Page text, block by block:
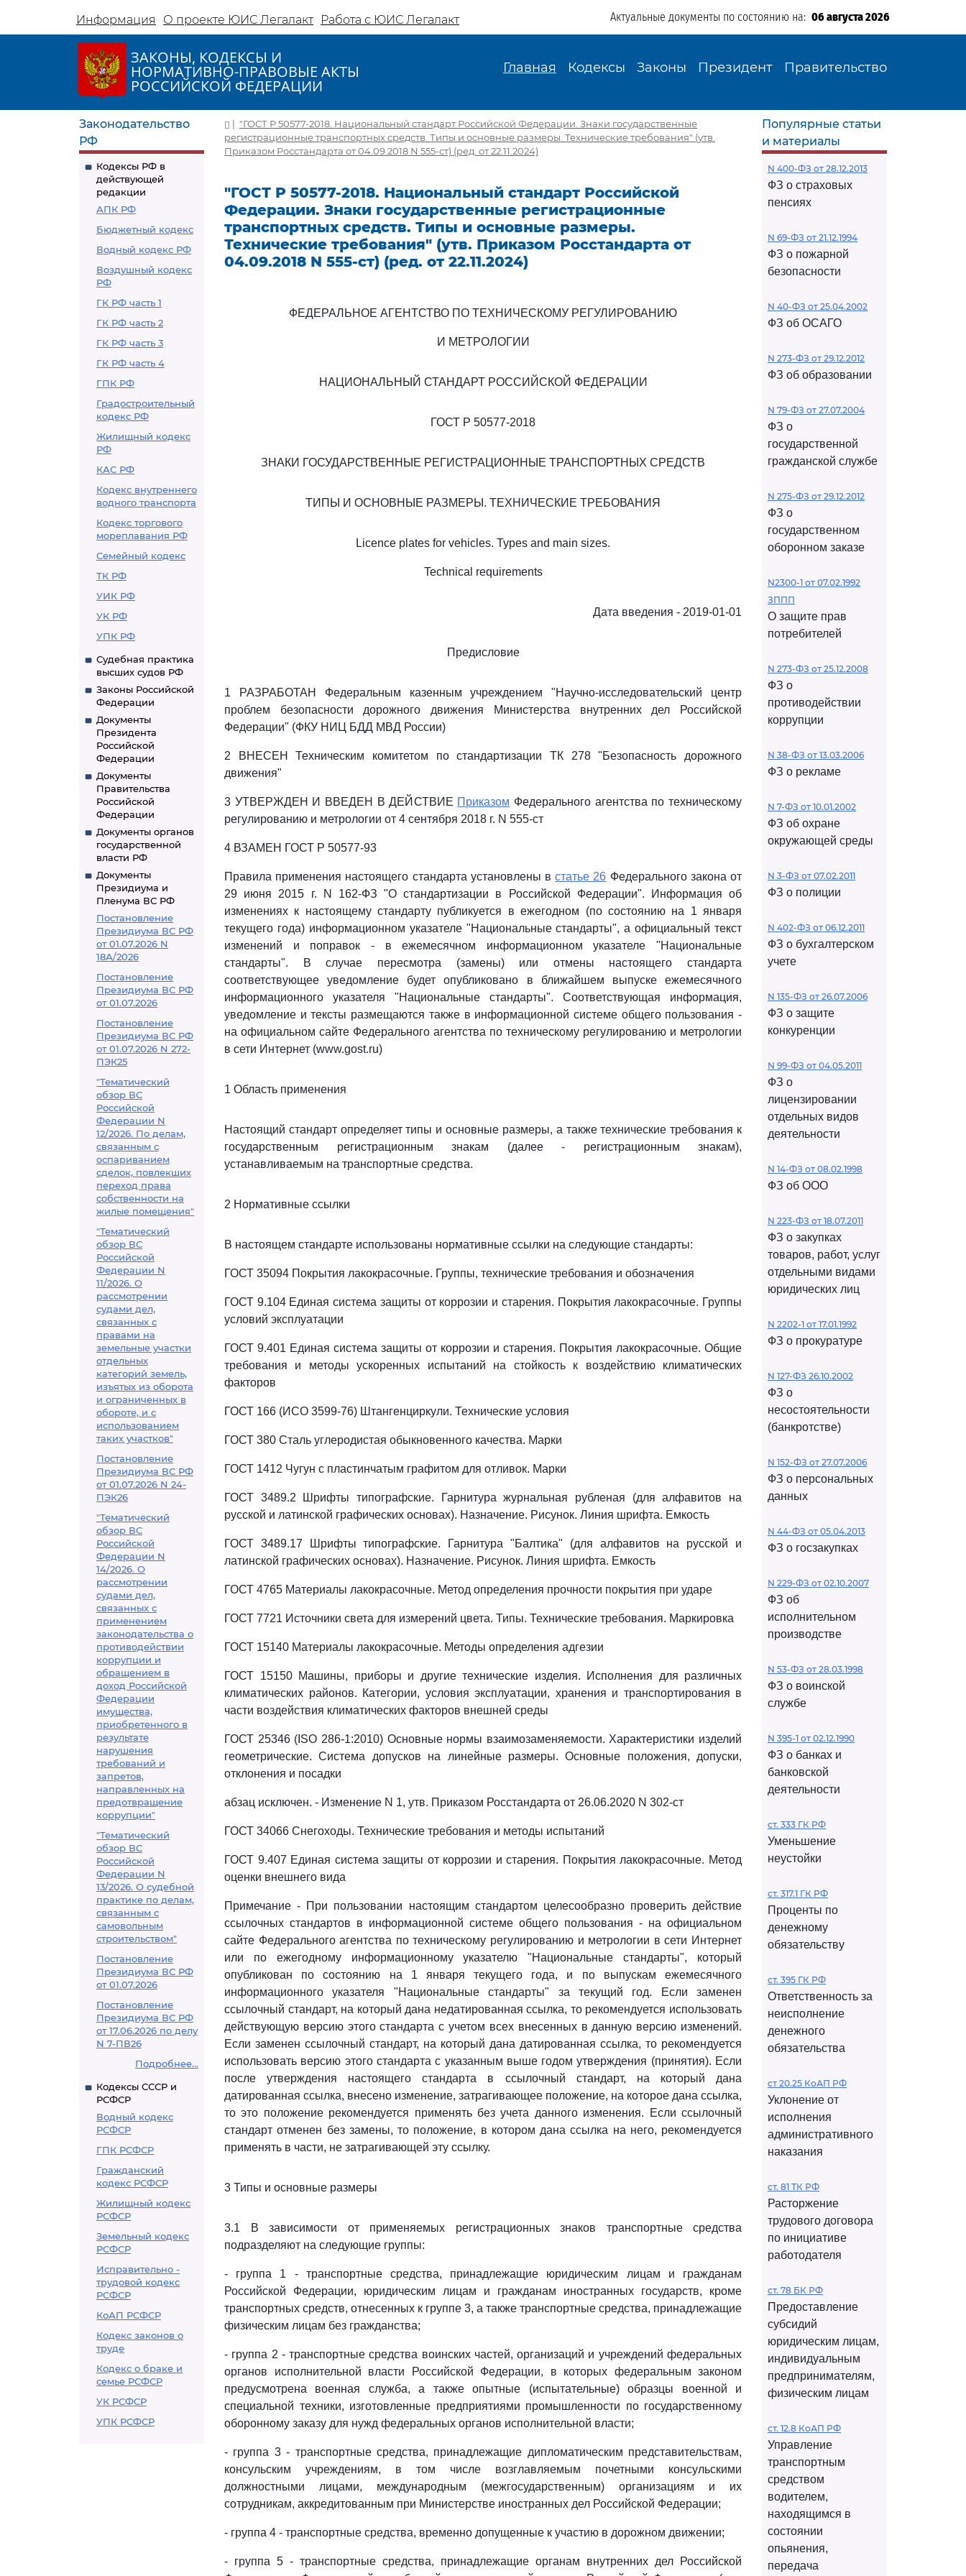
Информация О проекте ЮИС Легалакт Работа с ЮИС Легалакт Актуальные документы по состоянию на: 06 августа 2026
ЗАКОНЫ, КОДЕКСЫ И
НОРМАТИВНО-ПРАВОВЫЕ АКТЫ
РОССИЙСКОЙ ФЕДЕРАЦИИ
Главная Кодексы Законы Президент Правительство
Законодательство
РФ
Кодексы РФ в
действующей
редакции
АПК РФ
Бюджетный кодекс
Водный кодекс РФ
Воздушный кодекс
РФ
ГК РФ часть 1
ГК РФ часть 2
ГК РФ часть 3
ГК РФ часть 4
ГПК РФ
Градостроительный
кодекс РФ
Жилищный кодекс
РФ
КАС РФ
Кодекс внутреннего
водного транспорта
Кодекс торгового
мореплавания РФ
Семейный кодекс
ТК РФ
УИК РФ
УК РФ
УПК РФ
Судебная практика
высших судов РФ
Законы Российской
Федерации
Документы
Президента
Российской
Федерации
Документы
Правительства
Российской
Федерации
Документы органов
государственной
власти РФ
Документы
Президиума и
Пленума ВС РФ
Постановление
Президиума ВС РФ
от 01.07.2026 N
18А/2026
Постановление
Президиума ВС РФ
от 01.07.2026
Постановление
Президиума ВС РФ
от 01.07.2026 N 272-
ПЭК25
"Тематический
обзор ВС
Российской
Федерации N
12/2026. По делам,
связанным с
оспариванием
сделок, повлекших
переход права
собственности на
жилые помещения"
"Тематический
обзор ВС
Российской
Федерации N
11/2026. О
рассмотрении
судами дел,
связанных с
правами на
земельные участки
отдельных
категорий земель,
изъятых из оборота
и ограниченных в
обороте, и с
использованием
таких участков"
Постановление
Президиума ВС РФ
от 01.07.2026 N 24-
ПЭК26
"Тематический
обзор ВС
Российской
Федерации N
14/2026. О
рассмотрении
судами дел,
связанных с
применением
законодательства о
противодействии
коррупции и
обращением в
доход Российской
Федерации
имущества,
приобретенного в
результате
нарушения
требований и
запретов,
направленных на
предотвращение
коррупции"
"Тематический
обзор ВС
Российской
Федерации N
13/2026. О судебной
практике по делам,
связанным с
самовольным
строительством"
Постановление
Президиума ВС РФ
от 01.07.2026
Постановление
Президиума ВС РФ
от 17.06.2026 по делу
N 7-ПВ26
Подробнее...
Кодексы СССР и
РСФСР
Водный кодекс
РСФСР
ГПК РСФСР
Гражданский
кодекс РСФСР
Жилищный кодекс
РСФСР
Земельный кодекс
РСФСР
Исправительно -
трудовой кодекс
РСФСР
КоАП РСФСР
Кодекс законов о
труде
Кодекс о браке и
семье РСФСР
УК РСФСР
УПК РСФСР
| "ГОСТ Р 50577-2018. Национальный стандарт Российской Федерации. Знаки государственные
регистрационные транспортных средств. Типы и основные размеры. Технические требования" (утв.
Приказом Росстандарта от 04.09.2018 N 555-ст) (ред. от 22.11.2024)
"ГОСТ Р 50577-2018. Национальный стандарт Российской
Федерации. Знаки государственные регистрационные
транспортных средств. Типы и основные размеры.
Технические требования" (утв. Приказом Росстандарта от
04.09.2018 N 555-ст) (ред. от 22.11.2024)
ФЕДЕРАЛЬНОЕ АГЕНТСТВО ПО ТЕХНИЧЕСКОМУ РЕГУЛИРОВАНИЮ
И МЕТРОЛОГИИ
НАЦИОНАЛЬНЫЙ СТАНДАРТ РОССИЙСКОЙ ФЕДЕРАЦИИ
ГОСТ Р 50577-2018
ЗНАКИ ГОСУДАРСТВЕННЫЕ РЕГИСТРАЦИОННЫЕ ТРАНСПОРТНЫХ СРЕДСТВ
ТИПЫ И ОСНОВНЫЕ РАЗМЕРЫ. ТЕХНИЧЕСКИЕ ТРЕБОВАНИЯ
Licence plates for vehicles. Types and main sizes.
Technical requirements
Дата введения - 2019-01-01
Предисловие
1 РАЗРАБОТАН Федеральным казенным учреждением "Научно-исследовательский центр
проблем безопасности дорожного движения Министерства внутренних дел Российской
Федерации" (ФКУ НИЦ БДД МВД России)
2 ВНЕСЕН Техническим комитетом по стандартизации ТК 278 "Безопасность дорожного
движения"
3 УТВЕРЖДЕН И ВВЕДЕН В ДЕЙСТВИЕ Приказом Федерального агентства по техническому
регулированию и метрологии от 4 сентября 2018 г. N 555-ст
4 ВЗАМЕН ГОСТ Р 50577-93
Правила применения настоящего стандарта установлены встатье 26 Федерального закона от
29 июня 2015 г. N 162-ФЗ "О стандартизации в Российской Федерации". Информация об
изменениях к настоящему стандарту публикуется в ежегодном (по состоянию на 1 января
текущего года) информационном указателе "Национальные стандарты", а официальный текст
изменений и поправок - в ежемесячном информационном указателе "Национальные
стандарты". В случае пересмотра (замены) или отмены настоящего стандарта
соответствующее уведомление будет опубликовано в ближайшем выпуске ежемесячного
информационного указателя "Национальные стандарты". Соответствующая информация,
уведомление и тексты размещаются также в информационной системе общего пользования -
на официальном сайте Федерального агентства по техническому регулированию и метрологии
в сети Интернет (www.gost.ru)
1 Область применения
Настоящий стандарт определяет типы и основные размеры, а также технические требования к
государственным регистрационным знакам (далее - регистрационным знакам),
устанавливаемым на транспортные средства.
2 Нормативные ссылки
В настоящем стандарте использованы нормативные ссылки на следующие стандарты:
ГОСТ 35094 Покрытия лакокрасочные. Группы, технические требования и обозначения
ГОСТ 9.104 Единая система защиты от коррозии и старения. Покрытия лакокрасочные. Группы
условий эксплуатации
ГОСТ 9.401 Единая система защиты от коррозии и старения. Покрытия лакокрасочные. Общие
требования и методы ускоренных испытаний на стойкость к воздействию климатических
факторов
ГОСТ 166 (ИСО 3599-76) Штангенциркули. Технические условия
ГОСТ 380 Сталь углеродистая обыкновенного качества. Марки
ГОСТ 1412 Чугун с пластинчатым графитом для отливок. Марки
ГОСТ 3489.2 Шрифты типографские. Гарнитура журнальная рубленая (для алфавитов на
русской и латинской графических основах). Назначение. Рисунок. Линия шрифта. Емкость
ГОСТ 3489.17 Шрифты типографские. Гарнитура "Балтика" (для алфавитов на русской и
латинской графических основах). Назначение. Рисунок. Линия шрифта. Емкость
ГОСТ 4765 Материалы лакокрасочные. Метод определения прочности покрытия при ударе
ГОСТ 7721 Источники света для измерений цвета. Типы. Технические требования. Маркировка
ГОСТ 15140 Материалы лакокрасочные. Методы определения адгезии
ГОСТ 15150 Машины, приборы и другие технические изделия. Исполнения для различных
климатических районов. Категории, условия эксплуатации, хранения и транспортирования в
части воздействия климатических факторов внешней среды
ГОСТ 25346 (ISO 286-1:2010) Основные нормы взаимозаменяемости. Характеристики изделий
геометрические. Система допусков на линейные размеры. Основные положения, допуски,
отклонения и посадки
абзац исключен. - Изменение N 1, утв. Приказом Росстандарта от 26.06.2020 N 302-ст
ГОСТ 34066 Снегоходы. Технические требования и методы испытаний
ГОСТ 9.407 Единая система защиты от коррозии и старения. Покрытия лакокрасочные. Метод
оценки внешнего вида
Примечание - При пользовании настоящим стандартом целесообразно проверить действие
ссылочных стандартов в информационной системе общего пользования - на официальном
сайте Федерального агентства по техническому регулированию и метрологии в сети Интернет
или по ежегодному информационному указателю "Национальные стандарты", который
опубликован по состоянию на 1 января текущего года, и по выпускам ежемесячного
информационного указателя "Национальные стандарты" за текущий год. Если заменен
ссылочный стандарт, на который дана недатированная ссылка, то рекомендуется использовать
действующую версию этого стандарта с учетом всех внесенных в данную версию изменений.
Если заменен ссылочный стандарт, на который дана датированная ссылка, то рекомендуется
использовать версию этого стандарта с указанным выше годом утверждения (принятия). Если
после утверждения настоящего стандарта в ссылочный стандарт, на который дана
датированная ссылка, внесено изменение, затрагивающее положение, на которое дана ссылка,
то это положение рекомендуется применять без учета данного изменения. Если ссылочный
стандарт отменен без замены, то положение, в котором дана ссылка на него, рекомендуется
применять в части, не затрагивающей эту ссылку.
3 Типы и основные размеры
3.1 В зависимости от применяемых регистрационных знаков транспортные средства
подразделяют на следующие группы:
- группа 1 - транспортные средства, принадлежащие юридическим лицам и гражданам
Российской Федерации, юридическим лицам и гражданам иностранных государств, кроме
транспортных средств, отнесенных к группе 3, а также транспортные средства, принадлежащие
физическим лицам без гражданства;
- группа 2 - транспортные средства воинских частей, организаций и учреждений федеральных
органов исполнительной власти Российской Федерации, в которых федеральным законом
предусмотрена военная служба, а также опытные (испытательные) образцы военной и
специальной техники, изготовленные предприятиями промышленности по государственному
оборонному заказу для нужд федеральных органов исполнительной власти;
- группа 3 - транспортные средства, принадлежащие дипломатическим представительствам,
консульским учреждениям, в том числе возглавляемым почетными консульскими
должностными лицами, международным (межгосударственным) организациям и их
сотрудникам, аккредитованным при Министерстве иностранных дел Российской Федерации;
- группа 4 - транспортные средства, временно допущенные к участию в дорожном движении;
- группа 5 - транспортные средства, принадлежащие органам внутренних дел Российской
Популярные статьи
и материалы
N 400-ФЗ от 28.12.2013
ФЗ о страховых
пенсиях
N 69-ФЗ от 21.12.1994
ФЗ о пожарной
безопасности
N 40-ФЗ от 25.04.2002
ФЗ об ОСАГО
N 273-ФЗ от 29.12.2012
ФЗ об образовании
N 79-ФЗ от 27.07.2004
ФЗ о
государственной
гражданской службе
N 275-ФЗ от 29.12.2012
ФЗ о
государственном
оборонном заказе
N2300-1 от 07.02.1992
ЗППП
О защите прав
потребителей
N 273-ФЗ от 25.12.2008
ФЗ о
противодействии
коррупции
N 38-ФЗ от 13.03.2006
ФЗ о рекламе
N 7-ФЗ от 10.01.2002
ФЗ об охране
окружающей среды
N 3-ФЗ от 07.02.2011
ФЗ о полиции
N 402-ФЗ от 06.12.2011
ФЗ о бухгалтерском
учете
N 135-ФЗ от 26.07.2006
ФЗ о защите
конкуренции
N 99-ФЗ от 04.05.2011
ФЗ о
лицензировании
отдельных видов
деятельности
N 14-ФЗ от 08.02.1998
ФЗ об ООО
N 223-ФЗ от 18.07.2011
ФЗ о закупках
товаров, работ, услуг
отдельными видами
юридических лиц
N 2202-1 от 17.01.1992
ФЗ о прокуратуре
N 127-ФЗ 26.10.2002
ФЗ о
несостоятельности
(банкротстве)
N 152-ФЗ от 27.07.2006
ФЗ о персональных
данных
N 44-ФЗ от 05.04.2013
ФЗ о госзакупках
N 229-ФЗ от 02.10.2007
ФЗ об
исполнительном
производстве
N 53-ФЗ от 28.03.1998
ФЗ о воинской
службе
N 395-1 от 02.12.1990
ФЗ о банках и
банковской
деятельности
ст. 333 ГК РФ
Уменьшение
неустойки
ст. 317.1 ГК РФ
Проценты по
денежному
обязательству
ст. 395 ГК РФ
Ответственность за
неисполнение
денежного
обязательства
ст 20.25 КоАП РФ
Уклонение от
исполнения
административного
наказания
ст. 81 ТК РФ
Расторжение
трудового договора
по инициативе
работодателя
ст. 78 БК РФ
Предоставление
субсидий
юридическим лицам,
индивидуальным
предпринимателям,
физическим лицам
ст. 12.8 КоАП РФ
Управление
транспортным
средством
водителем,
находящимся в
состоянии
опьянения,
передача